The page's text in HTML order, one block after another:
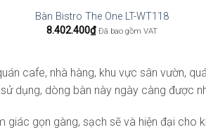
Bàn Bistro The One LT-WT118
8.402.400₫ Đã bao gồm VAT
cafe, nhà hàng, khu vực sân vườn,
dụng, dòng bàn này ngày càng được
gọn gàng, sạch sẽ và hiện đại